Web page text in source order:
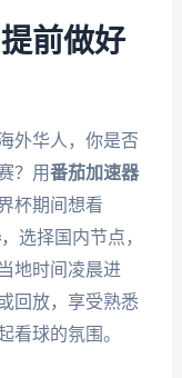
前做好
外华人，你是否
？用番茄加速器
杯期间想看
，选择国内节点，
地时间凌晨进
回放，享受熟悉
看球的氛围。